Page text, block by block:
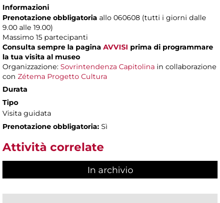
Informazioni
Prenotazione obbligatoria allo 060608 (tutti i giorni dalle
9.00 alle 19.00)
Massimo 15 partecipanti
Consulta sempre la pagina AVVISI prima di programmare
la tua visita al museo
Organizzazione: Sovrintendenza Capitolina in collaborazione
con Zétema Progetto Cultura
Durata
Tipo
Visita guidata
Prenotazione obbligatoria: Sì
Attività correlate
In archivio